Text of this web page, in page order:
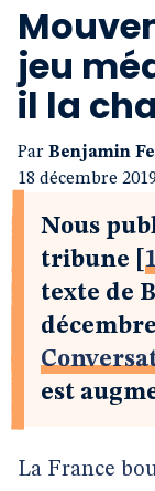
jeu
il la
Par Benjamin
18 décembre
Nous
tribune
texte de
décembre
est
La France